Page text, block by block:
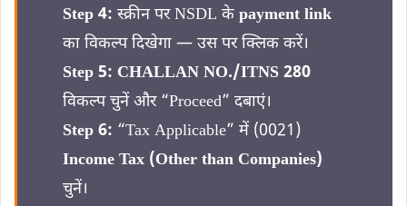
Step 4: स्क्रीन पर NSDL के payment link
का विकल्प दिखेगा — उस पर क्लिक करें।
Step 5: CHALLAN NO./ITNS 280
विकल्प चुनें और “Proceed” दबाएं।
Step 6: “Tax Applicable” में (0021)
Income Tax (Other than Companies)
चुनें।